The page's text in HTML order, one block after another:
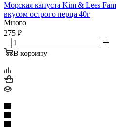
Морская капуста Kim & Lees
вкусом острого перца 40г
Много
275 ₽
В корзину